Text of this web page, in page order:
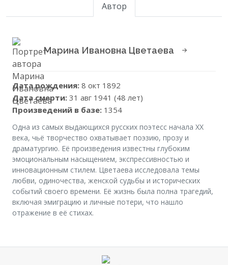
Автор
Марина Ивановна Цветаева
Дата рождения: 8 окт 1892
Дата смерти: 31 авг 1941 (48 лет)
Произведений в базе: 1354
Одна из самых выдающихся русских поэтесс начала XX
века, чьё творчество охватывает поэзию, прозу и
драматургию. Её произведения известны глубоким
эмоциональным насыщением, экспрессивностью и
инновационным стилем. Цветаева исследовала темы
любви, одиночества, женской судьбы и исторических
событий своего времени. Её жизнь была полна трагедий,
включая эмиграцию и личные потери, что нашло
отражение в её стихах.